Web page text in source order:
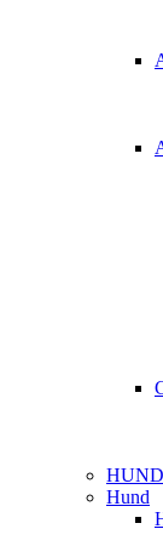
Hund